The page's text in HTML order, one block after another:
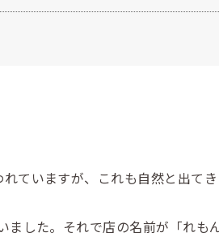
いますが、これも自然と出てき
した。それで店の名前が「れも